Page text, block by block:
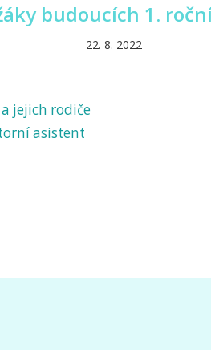
budoucích 1.
22. 8. 2022
jejich rodiče
asistent